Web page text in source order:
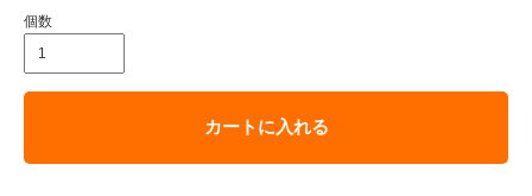
個数
カートに入れる